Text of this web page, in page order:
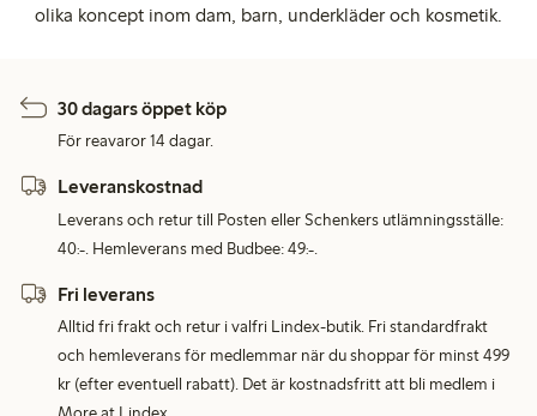
olika koncept inom dam, barn, underkläder och kosmetik.
30 dagars öppet köp
För reavaror 14 dagar.
Leveranskostnad
Leverans och retur till Posten eller Schenkers utlämningsställe:
40:-. Hemleverans med Budbee: 49:-.
Fri leverans
Alltid fri frakt och retur i valfri Lindex-butik. Fri standardfrakt
och hemleverans för medlemmar när du shoppar för minst 499
kr (efter eventuell rabatt). Det är kostnadsfritt att bli medlem i